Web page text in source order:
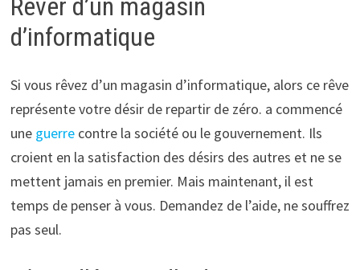
Rêver d’un magasin
d’informatique
Si vous rêvez d’un magasin d’informatique, alors ce rêve
représente votre désir de repartir de zéro. a commencé
une guerrecontre la société ou le gouvernement. Ils
croient en la satisfaction des désirs des autres et ne se
mettent jamais en premier. Mais maintenant, il est
temps de penser à vous. Demandez de l’aide, ne souffrez
pas seul.